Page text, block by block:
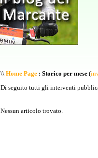
\\ Home Page : Storico per mese (
Di seguito tutti gli interventi
Nessun articolo trovato.